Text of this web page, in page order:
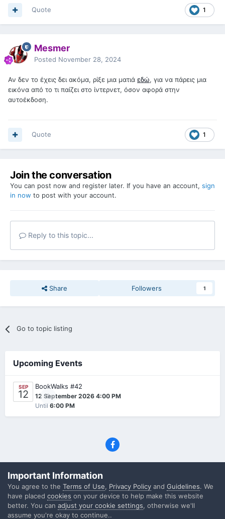
1
Quote
Mesmer
Posted November 28, 2024
Αν δεν το έχεις δει ακόμα, ρίξε μια ματιά εδώ, για να πάρεις μια
εικόνα από το τι παίζει στο ίντερνετ, όσον αφορά στην
αυτοέκδοση.
1
Quote
Join the conversation
You can post now and register later. If you have an account, sign
in now to post with your account.
Reply to this topic...
Share Followers 1
Go to topic listing
Upcoming Events
SEP
12 0
BookWalks #42
12 September 2026 4:00 PM
Until 6:00 PM
(C) SFF.gr, All rights reserved
Powered by Invision Community
Important Information
You agree to the Terms of Use, Privacy Policy and Guidelines. We
have placed cookies on your device to help make this website
better. You can adjust your cookie settings, otherwise we'll
assume you're okay to continue..